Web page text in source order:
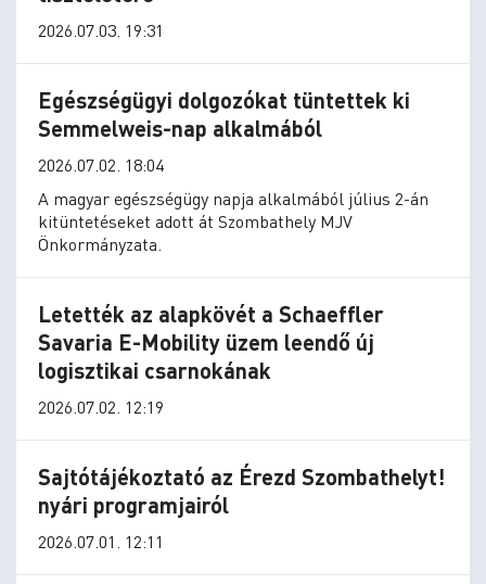
2026.07.03. 19:31
Egészségügyi dolgozókat tüntettek ki
Semmelweis-nap alkalmából
2026.07.02. 18:04
A magyar egészségügy napja alkalmából július 2-án
kitüntetéseket adott át Szombathely MJV
Önkormányzata.
Letették az alapkövét a Schaeffler
Savaria E-Mobility üzem leendő új
logisztikai csarnokának
2026.07.02. 12:19
Sajtótájékoztató az Érezd Szombathelyt!
nyári programjairól
2026.07.01. 12:11